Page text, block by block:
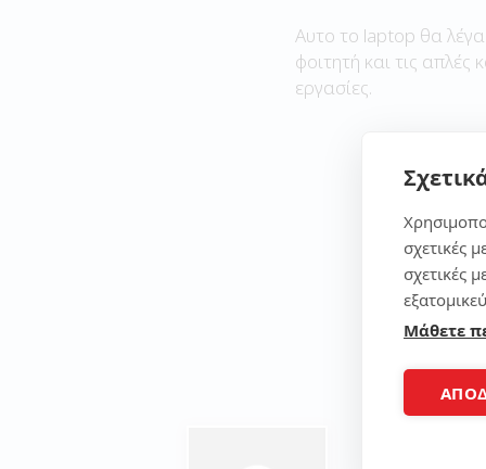
Αυτο το laptop θα
φοιτητή και τις
εργασίες.
σχετικές
σχετικές
Μάθετε